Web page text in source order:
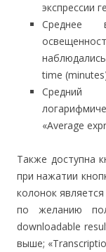
экспрессии
Среднее
time
Средний
«Average
Также доступна
при нажатии
колонок
по желанию
downloadable
выше;